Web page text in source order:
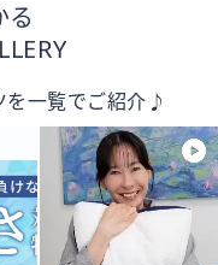
る
を一覧でご紹介♪